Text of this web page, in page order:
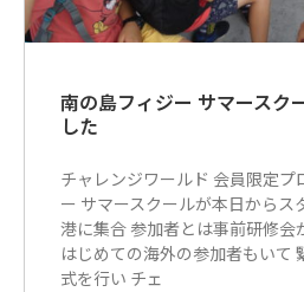
南の島フィジー サマースク
した
チャレンジワールド 会員限定プ
ー サマースクールが本日からス
港に集合 参加者とは事前研修会
はじめての海外の参加者もいて
式を行い チェ